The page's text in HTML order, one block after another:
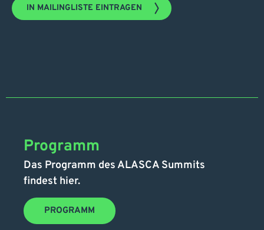
IN MAILINGLISTE EINTRAGEN
Programm
Das Programm des ALASCA Summits
findest hier.
PROGRAMM